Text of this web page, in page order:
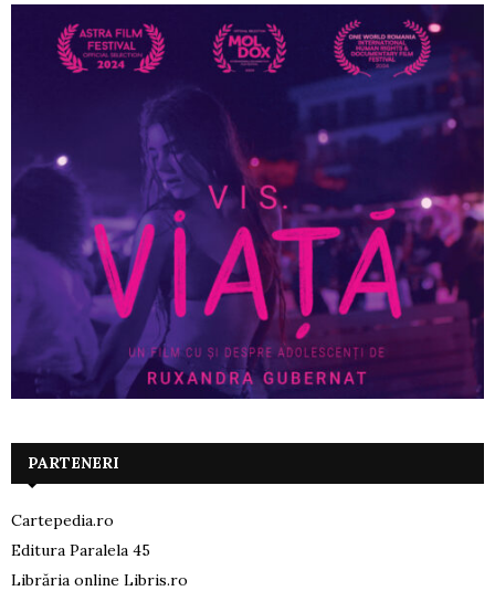
PARTENERI
Cartepedia.ro
Editura Paralela 45
Librăria online Libris.ro